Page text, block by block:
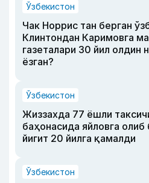
Ўзбекистон
Чак Норрис тан берган
Клинтондан Каримовга
газеталари 30 йил олдин
ёзган?
Ўзбекистон
Жиззахда 77 ёшли
баҳонасида яйловга олиб
йигит 20 йилга қамалди
Ўзбекистон